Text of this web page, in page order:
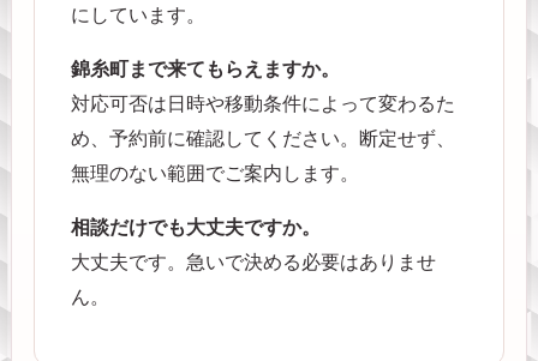
にしています。
錦糸町まで来てもらえますか。
対応可否は日時や移動条件によって変わるた
め、予約前に確認してください。断定せず、
無理のない範囲でご案内します。
相談だけでも大丈夫ですか。
大丈夫です。急いで決める必要はありませ
ん。